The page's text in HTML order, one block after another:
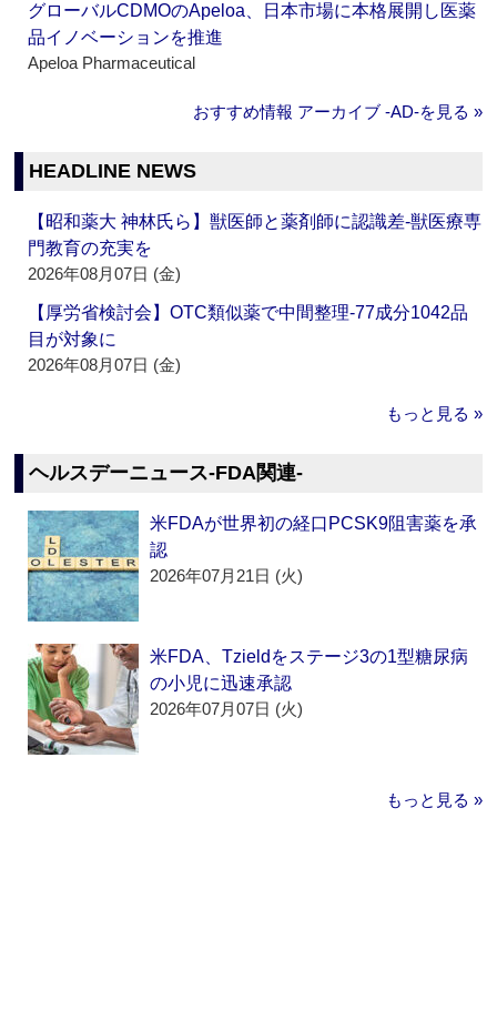
グローバルCDMOのApeloa、日本市場に本格展開し医薬
品イノベーションを推進
Apeloa Pharmaceutical
おすすめ情報 アーカイブ ‐AD‐を見る »
HEADLINE NEWS
【昭和薬大 神林氏ら】獣医師と薬剤師に認識差‐獣医療専
門教育の充実を
2026年08月07日 (金)
【厚労省検討会】OTC類似薬で中間整理‐77成分1042品
目が対象に
2026年08月07日 (金)
もっと見る »
ヘルスデーニュース‐FDA関連‐
米FDAが世界初の経口PCSK9阻害薬を承
認
2026年07月21日 (火)
米FDA、Tzieldをステージ3の1型糖尿病
の小児に迅速承認
2026年07月07日 (火)
もっと見る »